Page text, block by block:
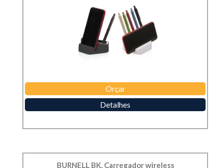
Orçar
Detalhes
BURNELL BK. Carregador wireless